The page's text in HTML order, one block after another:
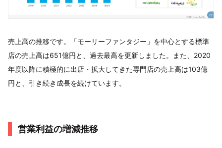
売上高の推移です。「モーリーファンタジー」を中心とする標準
店の売上高は651億円と、過去最高を更新しました。また、2020
年度以降に積極的に出店・拡大してきた専門店の売上高は103億
円と、引き続き成長を続けています。
営業利益の増減推移